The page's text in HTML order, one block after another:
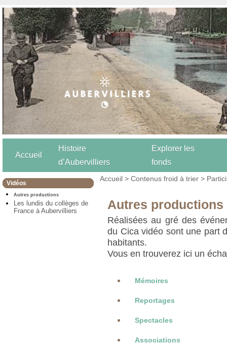
Accueil
Histoire
d’Aubervilliers
Explorer les
fonds
Vidéos
Autres productions
Les lundis du collèges de
France à Aubervilliers
Accueil >Contenus froid à trier >
Autres productions
Réalisées au gré des
du Cica vidéo sont une part
habitants.
Vous en trouverez ici un
Mémoires
Reportages
Spectacles
Associations